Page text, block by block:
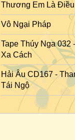
Thương Em Là
Vô Ngại Pháp
Tape Thúy Nga 032
Xa Cách
Hải Âu CD167 -
Tái Ngộ